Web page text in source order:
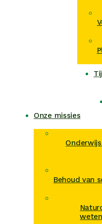
Onze missies
Behoud van